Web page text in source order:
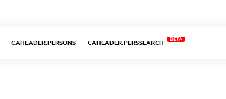
CAHEADER.PERSONS CAHEADER.PERSSEARCH
BETA